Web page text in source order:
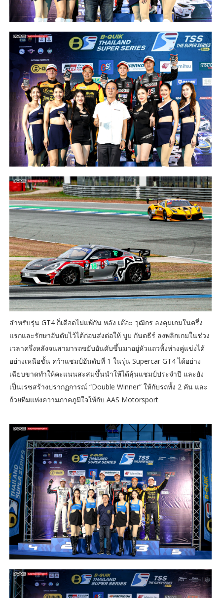
สำหรับรุ่น GT4 ก็เดือดไม่แพ้กัน หลัง เต๊อะ วุฒิกร ลงคุมเกมในครึ่ง
แรกและรักษาอันดับไว้ได้ก่อนส่งต่อให้ บูม กันตธีร์ ลงพลิกเกมในช่วง
เวลาครึ่งหลังจนสามารถขยับอันดับขึ้นมาอยู่หัวแถวทิ้งห่างคู่แข่งได้
อย่างเหนือชั้น คว้าแชมป์อันดับที่ 1 ในรุ่น Supercar GT4 ได้อย่าง
เฉียบขาดทำให้คะแนนสะสมขึ้นนำให้ได้ลุ้นแชมป์ประจำปี และยัง
เป็นเรซสร้างปรากฏการณ์ “Double Winner” ให้กับรถทั้ง 2 คัน และ
ถ้วยทีมแห่งความภาคภูมิใจให้กับ AAS Motorsport